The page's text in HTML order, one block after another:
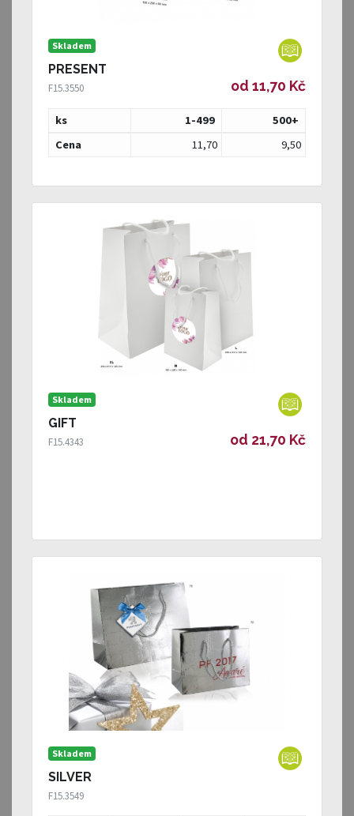
Skladem
PRESENT
F15.3550 od 11,70 Kč
ks 1-499 500+
Cena
11,70 9,50
Skladem
GIFT
F15.4343 od 21,70 Kč
Skladem
SILVER
F15.3549